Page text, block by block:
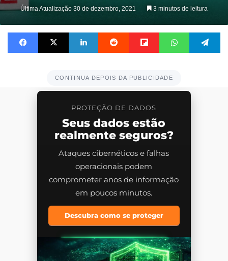
Última Atualização 30 de dezembro, 2021 3 minutos de leitura
Facebook X Linkedin Reddit Flipboard WhatsApp
CONTINUA DEPOIS DA PUBLICIDADE
PROTEÇÃO DE DADOS
Seus dados estão
realmente seguros?
Ataques cibernéticos e falhas
operacionais podem
comprometer anos de informação
em poucos minutos.
Descubra como se proteger